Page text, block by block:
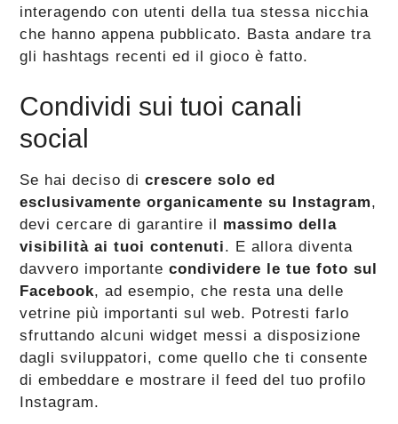
interagendo con utenti della tua stessa nicchia
che hanno appena pubblicato. Basta andare tra
gli hashtags recenti ed il gioco è fatto.
Condividi sui tuoi canali
social
Se hai deciso dicrescere solo ed
esclusivamente organicamente su Instagram,
devi cercare di garantire il massimo della
visibilità ai tuoi contenuti. E allora diventa
davvero importantecondividere le tue foto sul
Facebook, ad esempio, che resta una delle
vetrine più importanti sul web. Potresti farlo
sfruttando alcuni widget messi a disposizione
dagli sviluppatori, come quello che ti consente
di embeddare e mostrare il feed del tuo profilo
Instagram.